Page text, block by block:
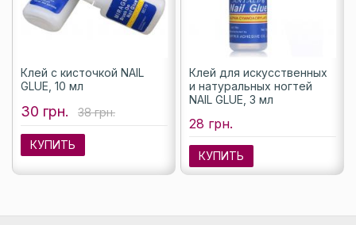
Клей с кисточкой NAIL
GLUE, 10 мл
30 грн. 38 грн.
КУПИТЬ
Клей для искусственных
и натуральных ногтей
NAIL GLUE, 3 мл
28 грн.
КУПИТЬ